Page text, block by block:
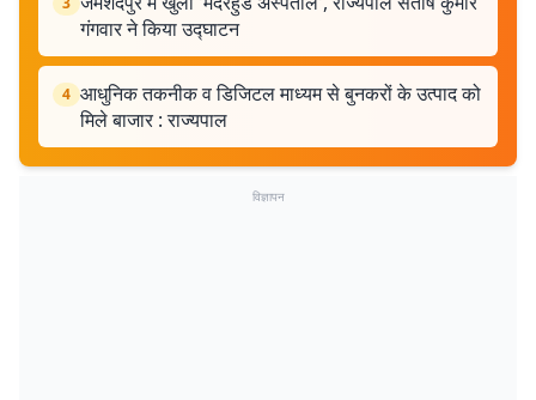
गंगवार ने किया उद्घाटन
4 आधुनिक तकनीक व डिजिटल माध्यम से बुनकरों के उत्पाद को
मिले बाजार : राज्यपाल
विज्ञापन